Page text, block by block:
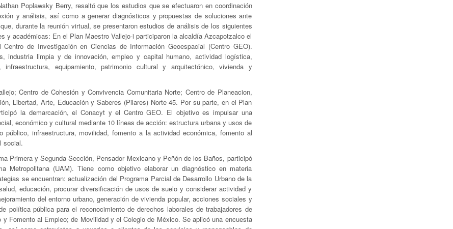
Poplawsky Berry, resaltó que los estudios que se efectuaron en coordinación
y análisis, así como a generar diagnósticos y propuestas de soluciones ante
durante la reunión virtual, se presentaron estudios de análisis de los siguientes
y académicas: En el Plan Maestro Vallejo-i participaron la alcaldía Azcapotzalco el
de Investigación en Ciencias de Información Geoespacial (Centro GEO).
industria limpia y de innovación, empleo y capital humano, actividad logística,
equipamiento, patrimonio cultural y arquitectónico, vivienda y
Centro de Cohesión y Convivencia Comunitaria Norte; Centro de Planeacion,
Libertad, Arte, Educación y Saberes (Pilares) Norte 45. Por su parte, en el Plan
la demarcación, el Conacyt y el Centro GEO. El objetivo es impulsar una
económico y cultural mediante 10 líneas de acción: estructura urbana y usos de
público, infraestructura, movilidad, fomento a la actividad económica, fomento al
social.
Primera y Segunda Sección, Pensador Mexicano y Peñón de los Baños, participó
Metropolitana (UAM). Tiene como objetivo elaborar un diagnóstico en materia
se encuentran: actualización del Programa Parcial de Desarrollo Urbano de la
educación, procurar diversificación de usos de suelo y considerar actividad y
del entorno urbano, generación de vivienda popular, acciones sociales y
política pública para el reconocimiento de derechos laborales de trabajadores de
Fomento al Empleo; de Movilidad y el Colegio de México. Se aplicó una encuesta